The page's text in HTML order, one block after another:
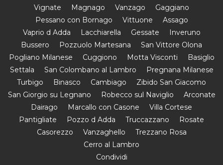
Vignate
Magnago Vanzago
Gaggiano
Pessano con Bornago
Vittuone
Assago
Vaprio d Adda
Lacchiarella Gessate
Inveruno
Bussero
Pozzuolo Martesana
San Vittore Olona
Pogliano Milanese
Cuggiono Motta Visconti
Basiglio
Settala
San Colombano al Lambro
Pregnana Milanese
Turbigo
Binasco Cambiago
Zibido San Giacomo
San Giorgio su Legnano
Robecco sul Naviglio
Arconate
Dairago
Marcallo con Casone
Villa Cortese
Pantigliate
Pozzo d Adda Truccazzano
Rosate
Casorezzo
Vanzaghello
Trezzano Rosa
Cerro al Lambro
Condividi